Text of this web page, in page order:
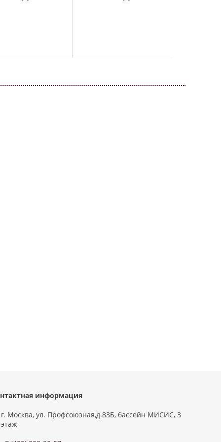
информация
г. Москва, ул. Профсоюзная,д.83Б, бассейн МИСИС, 3
этаж